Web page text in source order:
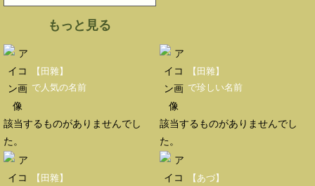
もっと見る
【田雜】
で人気の名前
該当するものがありませんでし
た。
【田雜】
で珍しい名前
該当するものがありませんでし
た。
【田雜】
【あづ】